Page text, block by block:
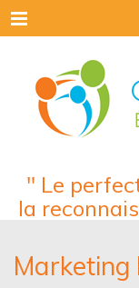
Menu
" Le
la
Marketing